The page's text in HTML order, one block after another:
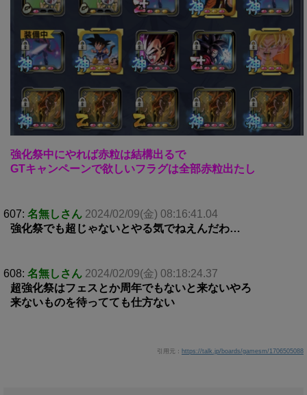
強化祭中にやれば赤粒は結構出るで
GTキャンペーンで欲しいフラグは全部赤粒出たし
607: 名無しさん 2024/02/09(金) 08:16:41.04
強化祭でも超じゃないとやる気でねえんだわ…
608: 名無しさん 2024/02/09(金) 08:18:24.37
超強化祭はフェスとか周年でもないと来ないやろ
来ないものを待ってても仕方ない
引用元： https://talk.jp/boards/gamesm/1706505088